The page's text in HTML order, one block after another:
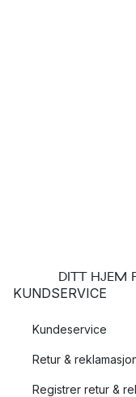
DITT HJEM
KUNDSERVICE
Kundeservice
Retur &
Registrer retur &